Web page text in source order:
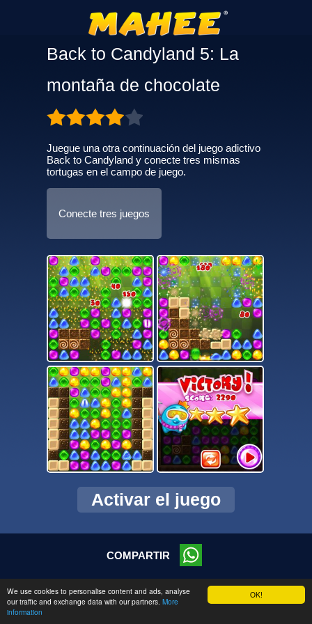
OK!
We use cookies to personalise content and ads, analyse
our traffic and exchange data with our partners. More
information
Back to Candyland 5: La
montaña de chocolate
Juegue una otra continuación del juego adictivo
Back to Candyland y conecte tres mismas
tortugas en el campo de juego.
Conecte tres juegos
Activar el juego
COMPARTIR